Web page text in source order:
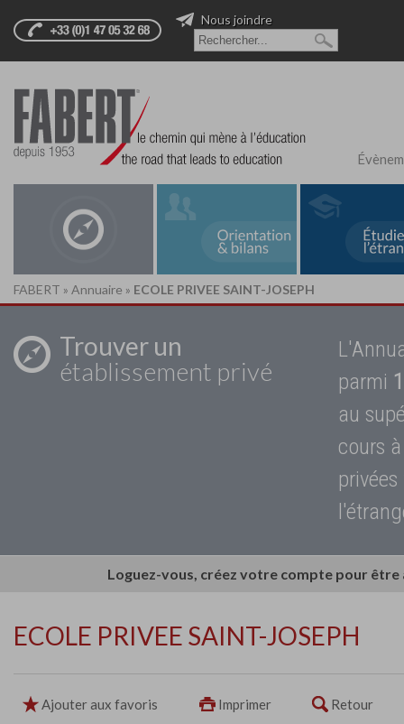
Nous joindre
FABERT » Annuaire » ECOLE PRIVEE SAINT-JOSEPH
Trouver un
établissement privé
parmi
au
cours
Loguez-vous, créez votre compte pour
ECOLE PRIVEE SAINT-JOSEPH
Ajouter aux favoris Imprimer Retour